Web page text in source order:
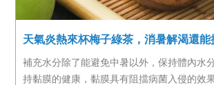
天氣炎熱來杯梅子綠茶，消暑解渴還
補充水分除了能避免中暑以外，保持體內水
持黏膜的健康，黏膜具有阻擋病菌入侵的效